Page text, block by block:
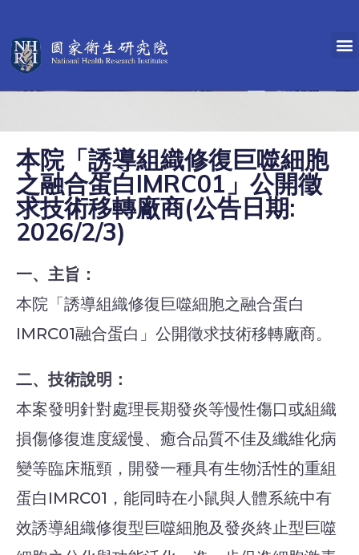
本院「誘導組織修復巨噬細胞
之融合蛋白IMRC01」公開徵
求技術移轉廠商(公告日期:
2026/2/3)
一、主旨：
本院「誘導組織修復巨噬細胞之融合蛋白
IMRC01融合蛋白」公開徵求技術移轉廠商。
二、技術說明：
本案發明針對處理長期發炎等慢性傷口或組織
損傷修復進度緩慢、癒合品質不佳及纖維化病
變等臨床瓶頸，開發一種具有生物活性的重組
蛋白IMRC01，能同時在小鼠與人體系統中有
效誘導組織修復型巨噬細胞及發炎終止型巨噬